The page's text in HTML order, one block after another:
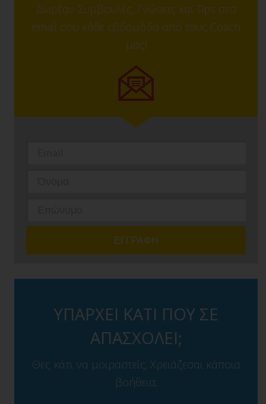
Δωρέαν Συμβουλές, Γνώσεις και Tips στο
email σου κάθε εβδομάδα από τους Coach
μας!
ΥΠΑΡΧΕΙ ΚΑΤΙ ΠΟΥ ΣΕ
ΑΠΑΣΧΟΛΕΙ;
Θες κάτι να μοιραστείς; Χρειάζεσαι κάποια
βοήθεια;